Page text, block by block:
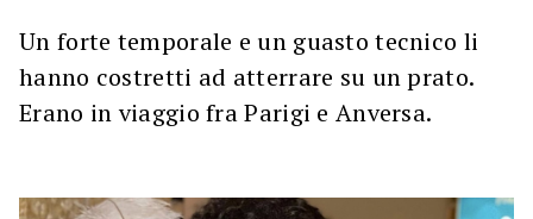
Un forte temporale e un guasto tecnico li
hanno costretti ad atterrare su un prato.
Erano in viaggio fra Parigi e Anversa.